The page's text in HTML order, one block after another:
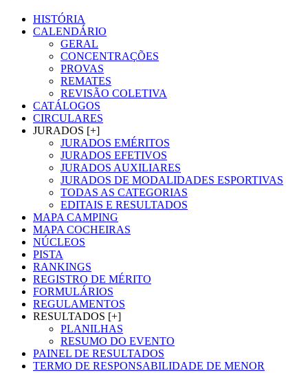
HISTÓRIA
CALENDÁRIO
GERAL
CONCENTRAÇÕES
PROVAS
REMATES
REVISÃO COLETIVA
CATÁLOGOS
CIRCULARES
JURADOS [+]
JURADOS EMÉRITOS
JURADOS EFETIVOS
JURADOS AUXILIARES
JURADOS DE MODALIDADES ESPORTIVAS
TODAS AS CATEGORIAS
EDITAIS E RESULTADOS
MAPA CAMPING
MAPA COCHEIRAS
NÚCLEOS
PISTA
RANKINGS
REGISTRO DE MÉRITO
FORMULÁRIOS
REGULAMENTOS
RESULTADOS [+]
PLANILHAS
RESUMO DO EVENTO
PAINEL DE RESULTADOS
TERMO DE RESPONSABILIDADE DE MENOR